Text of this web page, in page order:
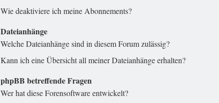
Wie deaktiviere ich meine Abonnements?
Dateianhänge
Welche Dateianhänge sind in diesem Forum zulässig?
Kann ich eine Übersicht all meiner Dateianhänge erhalten?
phpBB betreffende Fragen
Wer hat diese Forensoftware entwickelt?